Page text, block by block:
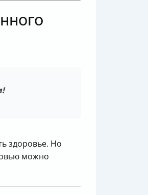
здоровье. Но
можно